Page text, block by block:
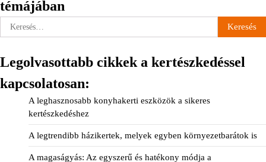
témájában
Keresés:
Legolvasottabb cikkek a kertészkedéssel
kapcsolatosan:
A leghasznosabb konyhakerti eszközök a sikeres
kertészkedéshez
A legtrendibb házikertek, melyek egyben környezetbarátok is
A magaságyás: Az egyszerű és hatékony módja a